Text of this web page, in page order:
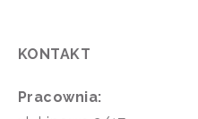
KONTAKT
Pracownia: